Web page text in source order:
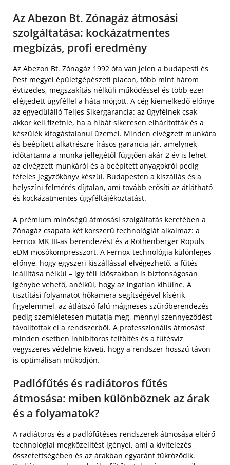
Az Abezon Bt. Zónagáz átmosási
szolgáltatása: kockázatmentes
megbízás, profi eredmény
Az Abezon Bt. Zónagáz 1992 óta van jelen a budapesti és
Pest megyei épületgépészeti piacon, több mint három
évtizedes, megszakítás nélküli működéssel és több ezer
elégedett ügyféllel a háta mögött. A cég kiemelkedő előnye
az egyedülálló Teljes Sikergarancia: az ügyfélnek csak
akkor kell fizetnie, ha a hibát sikeresen elhárították és a
készülék kifogástalanul üzemel. Minden elvégzett munkára
és beépített alkatrészre írásos garancia jár, amelynek
időtartama a munka jellegétől függően akár 2 év is lehet,
az elvégzett munkáról és a beépített anyagokról pedig
tételes jegyzőkönyv készül. Budapesten a kiszállás és a
helyszíni felmérés díjtalan, ami tovább erősíti az átlátható
és kockázatmentes ügyféltájékoztatást.
A prémium minőségű átmosási szolgáltatás keretében a
Zónagáz csapata két korszerű technológiát alkalmaz: a
Fernox MK III-as berendezést és a Rothenberger Ropuls
eDM mosókompresszort. A Fernox-technológia különleges
előnye, hogy egyszeri kiszállással elvégezhető, a fűtés
leállítása nélkül – így téli időszakban is biztonságosan
igénybe vehető, anélkül, hogy az ingatlan kihűlne. A
tisztítási folyamatot hőkamera segítségével kísérik
figyelemmel, az átlátszó falú mágneses szűrőberendezés
pedig szemléletesen mutatja meg, mennyi szennyeződést
távolítottak el a rendszerből. A professzionális átmosást
minden esetben inhibitoros feltöltés és a fűtésvíz
vegyszeres védelme követi, hogy a rendszer hosszú távon
is optimálisan működjön.
Padlófűtés és radiátoros fűtés
átmosása: miben különböznek az árak
és a folyamatok?
A radiátoros és a padlófűtéses rendszerek átmosása eltérő
technológiai megközelítést igényel, ami a kivitelezés
összetettségében és az árakban egyaránt tükröződik.